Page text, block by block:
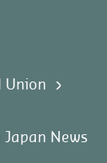
Union
News